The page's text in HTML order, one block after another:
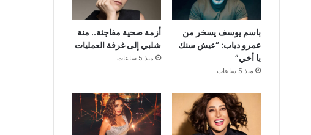
باسم يوسف يسخر من
عمرو دياب: “عيش سنك
يا أخي”
منذ 5 ساعات
أزمة صحية مفاجئة.. منة
شلبي إلى غرفة العمليات
منذ 5 ساعات